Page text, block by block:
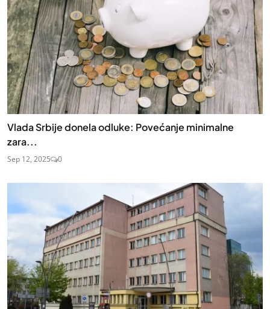
Vlada Srbije donela odluke: Povećanje minimalne
zara...
Sep 12, 2025 0